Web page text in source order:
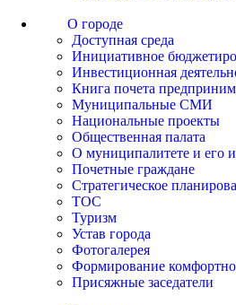
О городе
Доступная среда
Инициативное
Инвестиционная
Книга почета
Муниципальные СМИ
Национальные проекты
Общественная палата
О муниципалитете и его
Почетные граждане
Стратегическое
ТОС
Туризм
Устав города
Фотогалерея
Формирование
Присяжные заседатели